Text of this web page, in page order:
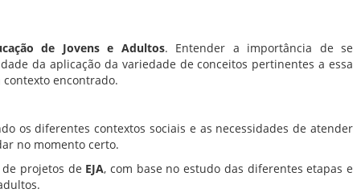
de Jovens e Adultos. Entender a importância de se
da aplicação da variedade de conceitos pertinentes a essa
encontrado.
os diferentes contextos sociais e as necessidades de atender
no momento certo.
projetos de EJA, com base no estudo das diferentes etapas e